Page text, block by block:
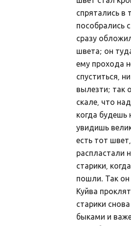
Vanemad uudised
Uudised 10222 (2009)
Uudised 10221 (2008)
Uudised 10220 (2007)
Uudised 10218 (2005)
Uudised 10217 (2004)
Uudised 10215 (2002)
Teema: Maavalla Koda
спрятались в
пособрались
сразу
швета; он
ему прохода
спуститься,
вылезти; так
скале, что
когда будешь
увидишь
есть тот
распластали
старики,
пошли. Так он
Куйва
старики
быками и